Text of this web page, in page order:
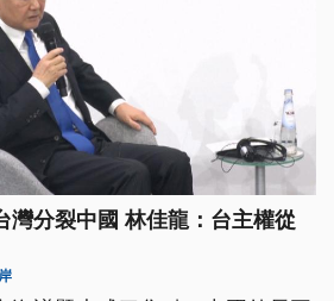
灣分裂中國 林佳龍：台主權從